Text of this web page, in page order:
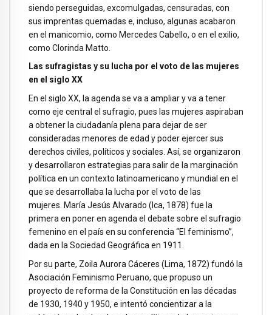
siendo perseguidas, excomulgadas, censuradas, con
sus imprentas quemadas e, incluso, algunas acabaron
en el manicomio, como Mercedes Cabello, o en el exilio,
como Clorinda Matto.
Las sufragistas y su lucha por el voto de las mujeres
en el siglo XX
En el siglo XX, la agenda se va a ampliar y va a tener
como eje central el sufragio, pues las mujeres aspiraban
a obtener la ciudadanía plena para dejar de ser
consideradas menores de edad y poder ejercer sus
derechos civiles, políticos y sociales. Así, se organizaron
y desarrollaron estrategias para salir de la marginación
política en un contexto latinoamericano y mundial en el
que se desarrollaba la lucha por el voto de las
mujeres. María Jesús Alvarado (Ica, 1878) fue la
primera en poner en agenda el debate sobre el sufragio
femenino en el país en su conferencia “El feminismo”,
dada en la Sociedad Geográfica en 1911.
Por su parte, Zoila Aurora Cáceres (Lima, 1872) fundó la
Asociación Feminismo Peruano, que propuso un
proyecto de reforma de la Constitución en las décadas
de 1930, 1940 y 1950, e intentó concientizar a la